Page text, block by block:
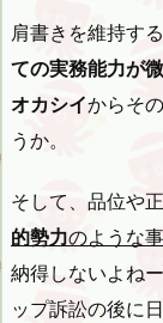
肩書きを維持す
ての実務能力が
オカシイからそ
うか。
そして、品位や
的勢力のような事
納得しないよね
ップ訴訟の後に